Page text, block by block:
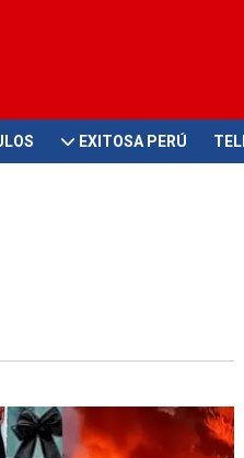
EXITOSA PERÚ